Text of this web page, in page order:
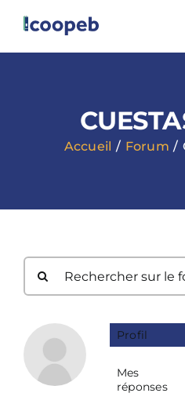
contenu
Accueil Forum
Profil
Mes
réponses